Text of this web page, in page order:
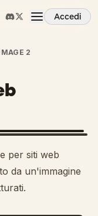
Accedi
2
per siti web
da un'immagine